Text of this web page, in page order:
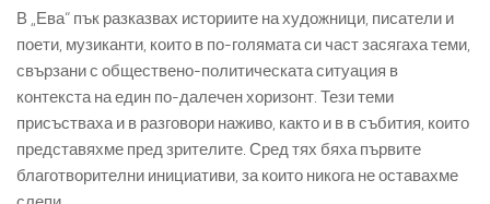
В „Ева“ пък разказвах историите на художници, писатели и
поети, музиканти, които в по-голямата си част засягаха теми,
свързани с обществено-политическата ситуация в
контекста на един по-далечен хоризонт. Тези теми
присъстваха и в разговори наживо, както и в в събития, които
представяхме пред зрителите. Сред тях бяха първите
благотворителни инициативи, за които никога не оставахме